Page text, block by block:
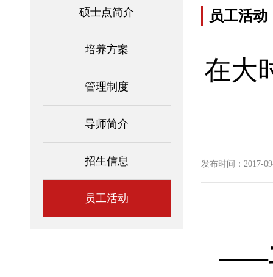
硕士点简介
培养方案
管理制度
导师简介
招生信息
员工活动
员工活动
在大
发布时间：2017-
——